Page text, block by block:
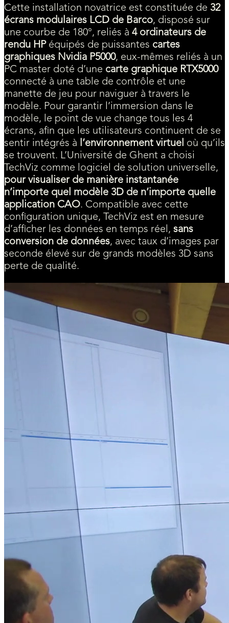
Cette installation novatrice est constituée de 32
écrans modulaires LCD de Barco, disposé sur
une courbe de 180°, reliés à 4 ordinateurs de
rendu HPéquipés de puissantes cartes
graphiques Nvidia P5000, eux-mêmes reliés à un
PC master doté d’une carte graphique RTX5000
connecté à une table de contrôle et une
manette de jeu pour naviguer à travers le
modèle. Pour garantir l’immersion dans le
modèle, le point de vue change tous les 4
écrans, afin que les utilisateurs continuent de se
sentir intégrés à l’environnement virtuel où qu’ils
se trouvent. L’Université de Ghent a choisi
TechViz comme logiciel de solution universelle,
pour visualiser de manière instantanée
n’importe quel modèle 3D de n’importe quelle
application CAO. Compatible avec cette
configuration unique, TechViz est en mesure
d’afficher les données en temps réel, sans
conversion de données, avec taux d’images par
seconde élevé sur de grands modèles 3D sans
perte de qualité.